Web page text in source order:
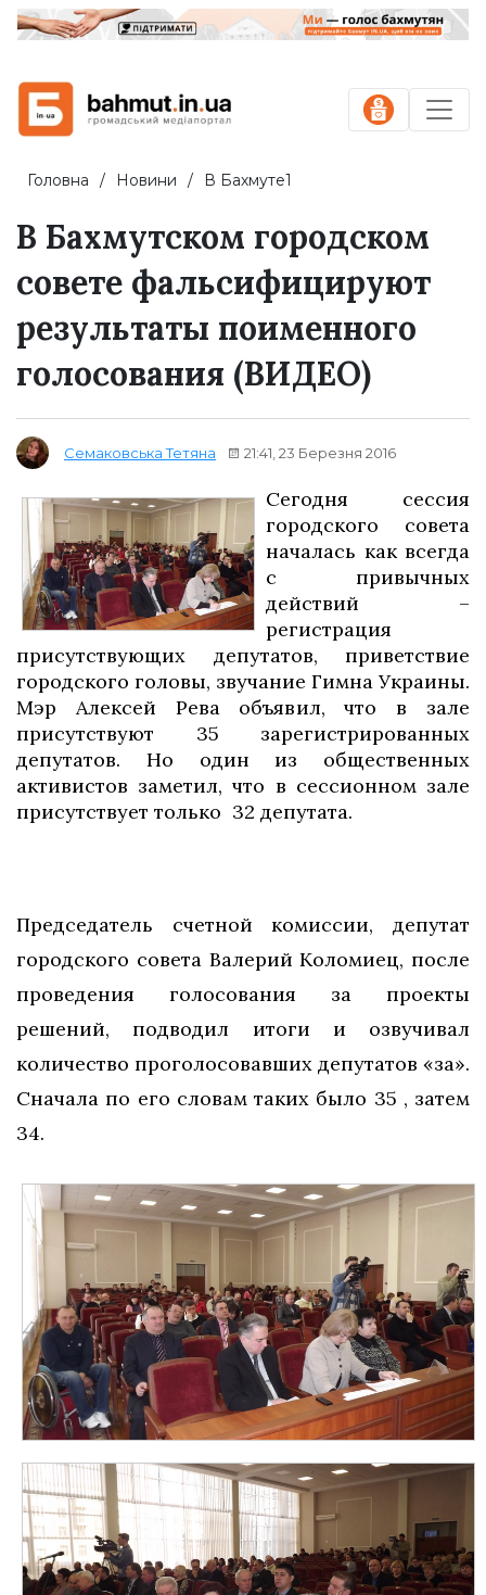
Головна Новини В Бахмуте1
В Бахмутском городском
совете фальсифицируют
результаты поименного
голосования (ВИДЕО)
Семаковська Тетяна 21:41, 23 Березня 2016
Сегодня сессия
городского совета
началась как всегда
с привычных
действий –
регистрация
присутствующих депутатов, приветствие
городского головы, звучание Гимна Украины.
Мэр Алексей Рева объявил, что в зале
присутствуют 35 зарегистрированных
депутатов. Но один из общественных
активистов заметил, что в сессионном зале
присутствует только 32 депутата.
Председатель счетной комиссии, депутат
городского совета Валерий Коломиец, после
проведения голосования за проекты
решений, подводил итоги и озвучивал
количество проголосовавших депутатов «за».
Сначала по его словам таких было 35 , затем
34.